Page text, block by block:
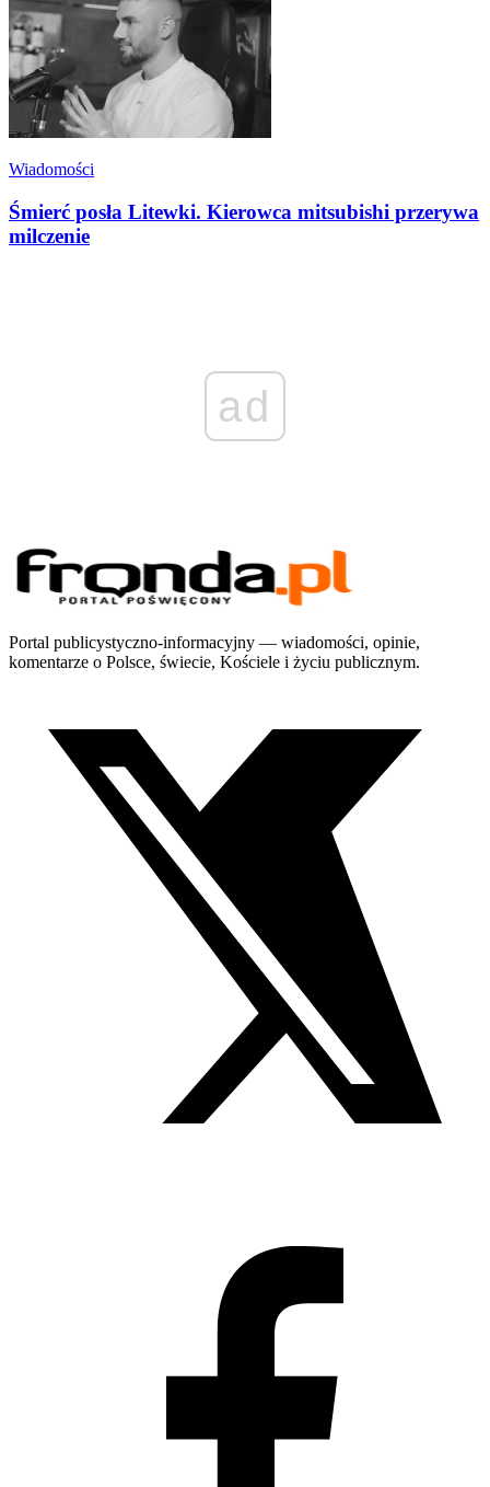
Wiadomości
Śmierć posła Litewki. Kierowca mitsubishi przerywa
milczenie
ad
Portal publicystyczno-informacyjny — wiadomości, opinie,
komentarze o Polsce, świecie, Kościele i życiu publicznym.